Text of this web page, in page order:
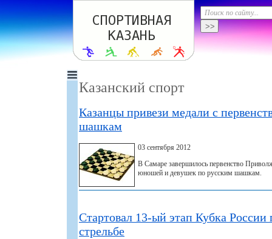
Казанский спорт
Казанцы привези медали с
шашкам
03 сентября 2012
В Самаре завершилось первенство
юношей и девушек по русским шашкам.
Стартовал 13-ый этап Кубка России
стрельбе